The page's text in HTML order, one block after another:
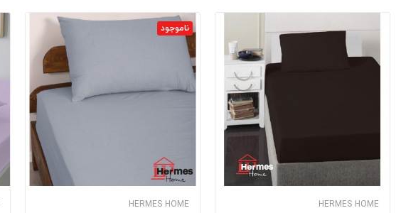
ناموجود
HERMES HOME HERMES HOME